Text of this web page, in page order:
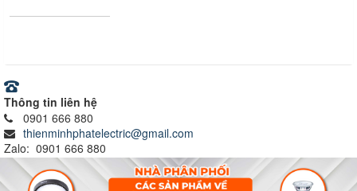
Thông tin liên hệ
0901 666 880
thienminhphatelectric@gmail.com
Zalo: 0901 666 880